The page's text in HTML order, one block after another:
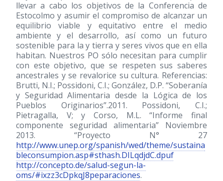
llevar a cabo los objetivos de la Conferencia de
Estocolmo y asumir el compromiso de alcanzar un
equilibrio viable y equitativo entre el medio
ambiente y el desarrollo, así como un futuro
sostenible para la y tierra y seres vivos que en ella
habitan. Nuestros PO sólo necesitan para cumplir
con este objetivo, que se respeten sus saberes
ancestrales y se revalorice su cultura. Referencias:
Brutti, N.I.; Possidoni, C.I.; González, D.P. “Soberanía
y Seguridad Alimentaria desde la Lógica de los
Pueblos Originarios”.2011. Possidoni, C.I.;
Pietragalla, V; y Corso, M.L. “Informe final
componente seguridad alimentaria” Noviembre
2013. “Proyecto N° 27
http://www.unep.org/spanish/wed/theme/sustaina
bleconsumpion.asp#sthash.DILqdjdC.dpuf
http://concepto.de/salud-segun-la-
oms/#ixzz3cDpkqJ8peparaciones.